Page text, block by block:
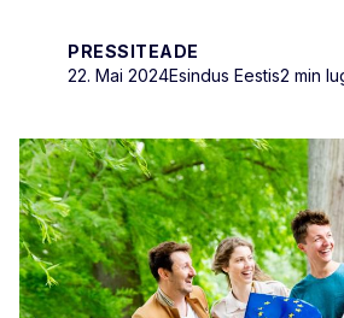
PRESSITEADE
22. Mai 2024Esindus Eestis2 min